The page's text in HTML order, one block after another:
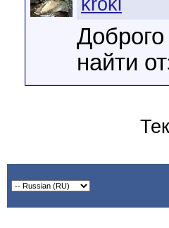
kroki
найти